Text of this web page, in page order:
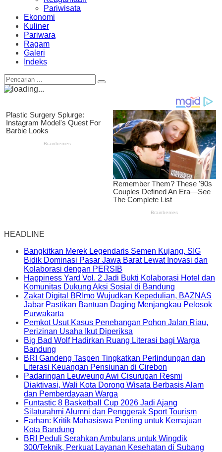
Pariwisata
Ekonomi
Kuliner
Pariwara
Ragam
Galeri
Indeks
HEADLINE
Bangkitkan Merek Legendaris Semen Kujang, SIG
Bidik Dominasi Pasar Jawa Barat Lewat Inovasi dan
Kolaborasi dengan PERSIB
Happiness Yard Vol. 2 Jadi Bukti Kolaborasi Hotel dan
Komunitas Dukung Aksi Sosial di Bandung
Zakat Digital BRImo Wujudkan Kepedulian, BAZNAS
Jabar Pastikan Bantuan Daging Menjangkau Pelosok
Purwakarta
Pemkot Usut Kasus Penebangan Pohon Jalan Riau,
Perizinan Usaha Ikut Diperiksa
Big Bad Wolf Hadirkan Ruang Literasi bagi Warga
Bandung
BRI Gandeng Taspen Tingkatkan Perlindungan dan
Literasi Keuangan Pensiunan di Cirebon
Padaringan Leuweung Awi Cisurupan Resmi
Diaktivasi, Wali Kota Dorong Wisata Berbasis Alam
dan Pemberdayaan Warga
Funtastic 8 Basketball Cup 2026 Jadi Ajang
Silaturahmi Alumni dan Penggerak Sport Tourism
Farhan: Kritik Mahasiswa Penting untuk Kemajuan
Kota Bandung
BRI Peduli Serahkan Ambulans untuk Wingdik
300/Teknik, Perkuat Layanan Kesehatan di Subang